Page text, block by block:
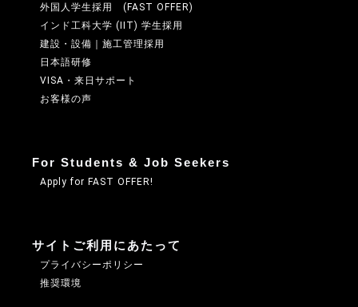
外国人学生採用 (FAST OFFER)
インド工科大学 (IIT) 学生採用
建設・設備｜施工管理採用
日本語研修
VISA・来日サポート
お客様の声
For Students & Job Seekers
Apply for FAST OFFER!
サイトご利用にあたって
プライバシーポリシー
推奨環境